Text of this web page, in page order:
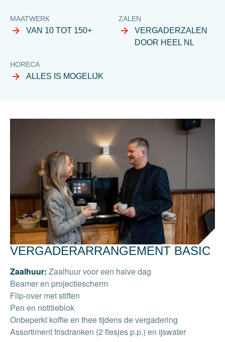
MAATWERK
VAN 10 TOT 150+
ZALEN
VERGADERZALEN
DOOR HEEL NL
HORECA
ALLES IS MOGELIJK
VERGADERARRANGEMENT BASIC
Zaalhuur: Zaalhuur voor een halve dag
Beamer en projectiescherm
Flip-over met stiften
Pen en notitieblok
Onbeperkt koffie en thee tijdens de vergadering
Assortiment frisdranken (2 flesjes p.p.) en ijswater